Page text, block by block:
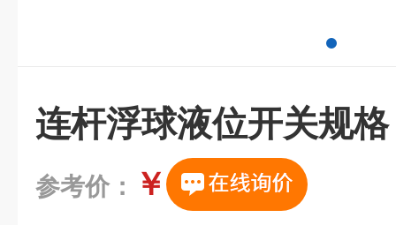
连杆浮球液位开关规格
参考价： ￥